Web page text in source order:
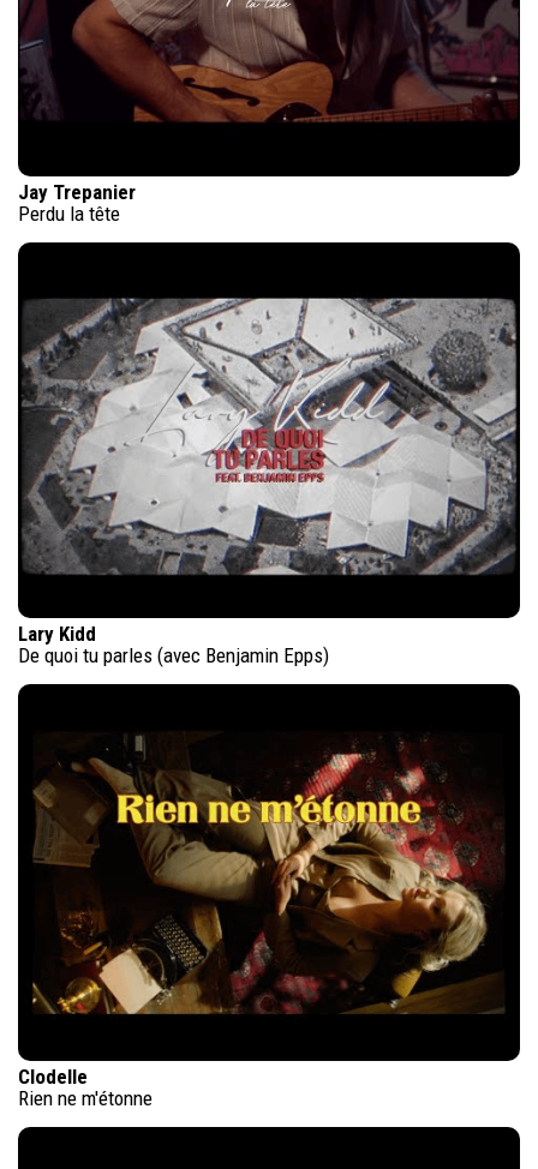
Jay Trepanier
Perdu la tête
Lary Kidd
De quoi tu parles (avec Benjamin Epps)
Clodelle
Rien ne m'étonne